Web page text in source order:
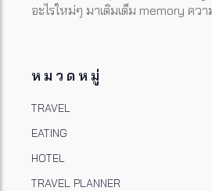
อะไรใหม่ๆ มาเติมเต็ม memory คว
หมวดหมู่
TRAVEL
EATING
HOTEL
TRAVEL PLANNER